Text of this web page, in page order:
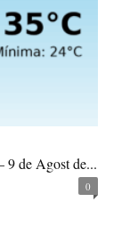
9 de Agost de...
0